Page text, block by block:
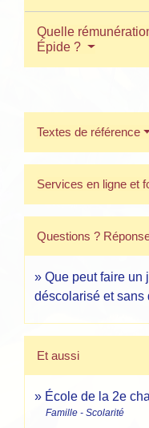
Quelle
Épide ?
Textes de référence
Services en ligne et
Questions ?
Que peut faire un
déscolarisé et sans
Et aussi
École de la 2e
Famille - Scolarité